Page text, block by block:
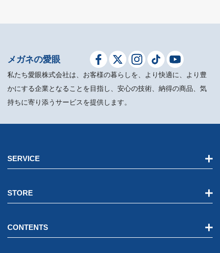
メガネの愛眼
私たち愛眼株式会社は、お客様の暮らしを、より快適に、より豊
かにする企業となることを目指し、安心の技術、納得の商品、気
持ちに寄り添うサービスを提供します。
SERVICE
STORE
CONTENTS